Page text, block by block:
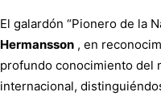
El galardón “Pionero de la
Hermansson , en
profundo conocimiento del
internacional,